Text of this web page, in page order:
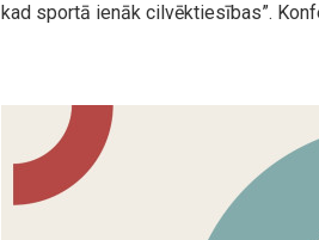
kad sportā ienāk cilvēktiesības”.